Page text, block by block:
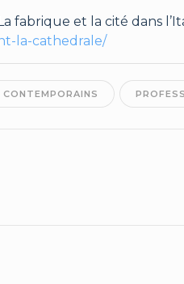
fabrique et la cité dans
la-cathedrale/
CONTEMPORAINS